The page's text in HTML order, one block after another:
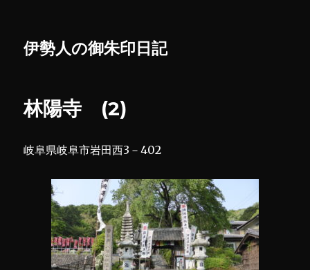
伊勢人の御朱印日記
林陽寺 (2)
岐阜県岐阜市岩田西3－402